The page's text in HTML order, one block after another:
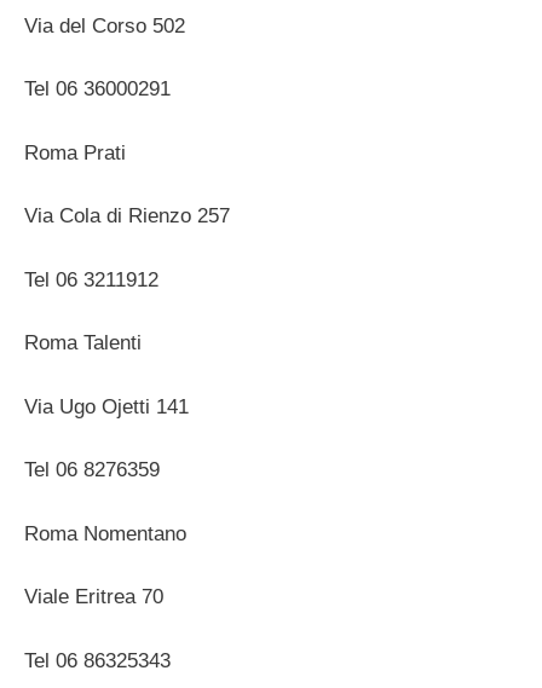
Via del Corso 502
Tel 06 36000291
Roma Prati
Via Cola di Rienzo 257
Tel 06 3211912
Roma Talenti
Via Ugo Ojetti 141
Tel 06 8276359
Roma Nomentano
Viale Eritrea 70
Tel 06 86325343